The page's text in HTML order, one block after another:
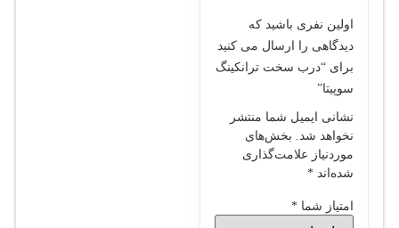
اولین نفری باشید که
دیدگاهی را ارسال می کنید
برای “درب سخت ترانکينگ
سوپيتا”
نشانی ایمیل شما منتشر
نخواهد شد. بخش‌های
موردنیاز علامت‌گذاری
شده‌اند *
امتیاز شما *